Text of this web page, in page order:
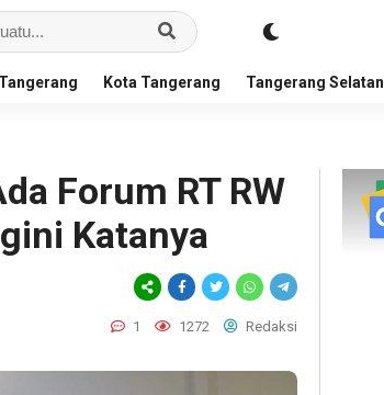
Kota Tangerang Tangerang Selatan
Forum RT RW
Katanya
1 1272 Redaksi